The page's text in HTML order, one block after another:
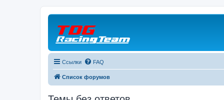
Ссылки FAQ
Список форумов